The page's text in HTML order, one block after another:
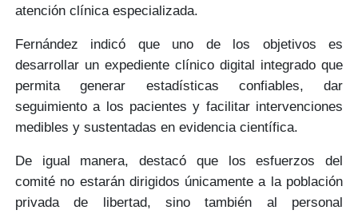
atención clínica especializada.
Fernández indicó que uno de los objetivos es
desarrollar un expediente clínico digital integrado que
permita generar estadísticas confiables, dar
seguimientoa los pacientes y facilitar intervenciones
medibles y sustentadas en evidencia científica.
De igual manera, destacó que los esfuerzos del
comité no estarán dirigidos únicamente a la población
privada de libertad, sino también al personal